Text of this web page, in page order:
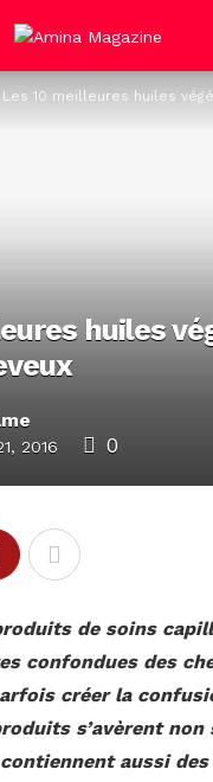
Les 10 meilleures huiles
huiles
2016 0
de soins
confondues des
créer la
s’avèrent non
aussi